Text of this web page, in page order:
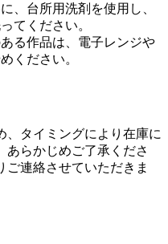
、台所用洗剤を使用し、
てください。
る作品は、電子レンジや
ください。
、タイミングにより在庫に
あらかじめご了承くださ
ご連絡させていただきま